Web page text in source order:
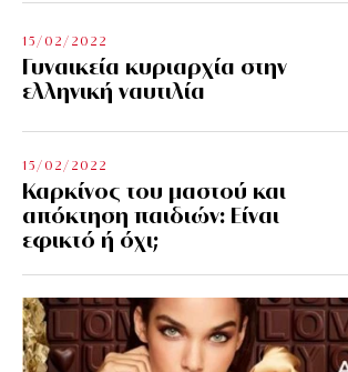
15/02/2022
Γυναικεία κυριαρχία στην
ελληνική ναυτιλία
15/02/2022
Καρκίνος του μαστού και
απόκτηση παιδιών: Είναι
εφικτό ή όχι;